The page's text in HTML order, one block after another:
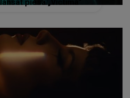
piesa „Victima”